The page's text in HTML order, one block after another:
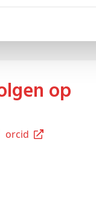
op
Orcid